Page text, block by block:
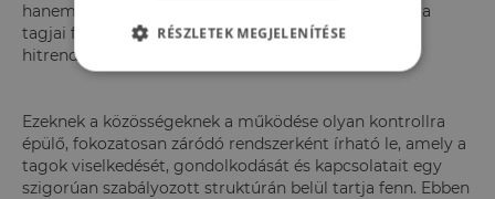
hanem az, hogy milyen mértékű kontrollt gyakorol a
tagjai felett. Tehát a különbség nem elsősorban a
hitrendszerben rejlik, hanem a működés módjában.
Ezeknek a közösségeknek a működése olyan kontrollra
épülő, fokozatosan záródó rendszerként írható le, amely a
tagok viselkedését, gondolkodását és kapcsolatait egy
szigorúan szabályozott struktúrán belül tartja fenn. Ebben
RÉSZLETEK MEGJELENÍTÉSE